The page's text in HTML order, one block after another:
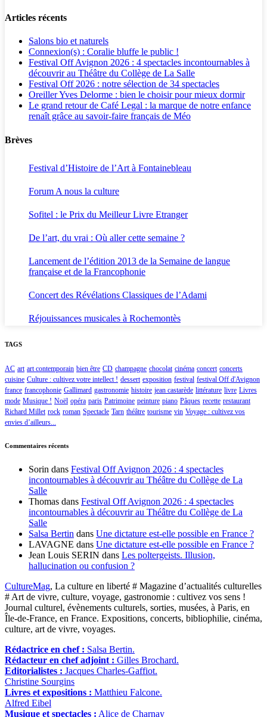
Articles récents
Salons bio et naturels
Connexion(s) : Coralie bluffe le public !
Festival Off Avignon 2026 : 4 spectacles incontournables à
découvrir au Théâtre du Collège de La Salle
Festival Off 2026 : notre sélection de 34 spectacles
Oreiller Yves Delorme : bien le choisir pour mieux dormir
Le grand retour de Café Legal : la marque de notre enfance
renaît grâce au savoir-faire français de Méo
Brèves
Festival d’Histoire de l’Art à Fontainebleau
Forum A nous la culture
Sofitel : le Prix du Meilleur Livre Etranger
De l’art, du vrai : Où aller cette semaine ?
Lancement de l’édition 2013 de la Semaine de langue
française et de la Francophonie
Concert des Révélations Classiques de l’Adami
Réjouissances musicales à Rochemontès
TAGS
AC art art contemporain bien être CD champagne chocolat cinéma concert concerts
cuisine Culture : cultivez votre intellect ! dessert exposition festival festival Off d'Avignon
france francophonie Gallimard gastronomie histoire jean castarède littérature livre Livres
mode Musique ! Noël opéra paris Patrimoine peinture piano Pâques recette restaurant
Richard Millet rock roman Spectacle Tarn théâtre tourisme vin Voyage : cultivez vos
envies d’ailleurs...
Commentaires récents
Sorin dans Festival Off Avignon 2026 : 4 spectacles
incontournables à découvrir au Théâtre du Collège de La
Salle
Thomas dans Festival Off Avignon 2026 : 4 spectacles
incontournables à découvrir au Théâtre du Collège de La
Salle
Salsa Bertin dans Une dictature est-elle possible en France ?
LAVAGNE dans Une dictature est-elle possible en France ?
Jean Louis SERIN dans Les poltergeists. Illusion,
hallucination ou confusion ?
CultureMag, La culture en liberté # Magazine d’actualités culturelles
# Art de vivre, culture, voyage, gastronomie : cultivez vos sens !
Journal culturel, évènements culturels, sorties, musées, à Paris, en
Île-de-France, en France. Expositions, concerts, bibliophilie, cinéma,
culture, art de vivre, voyages.
Rédactrice en chef : Salsa Bertin.
Rédacteur en chef adjoint : Gilles Brochard.
Editorialistes : Jacques Charles-Gaffiot.
Christine Sourgins
Livres et expositions : Matthieu Falcone.
Alfred Eibel
Musique et spectacles : Alice de Charnay